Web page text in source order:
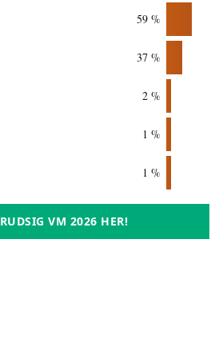
59 %
37 %
2 %
1 %
1 %
VM 2026 HER!